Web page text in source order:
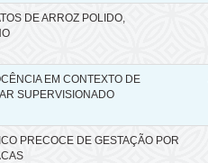
DE ARROZ POLIDO,
EM CONTEXTO DE
SUPERVISIONADO
PRECOCE DE GESTAÇÃO POR